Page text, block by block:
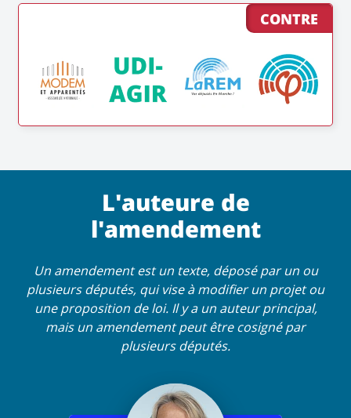
CONTRE
L'auteure de
l'amendement
Un amendement est un texte, déposé par un ou
plusieurs députés, qui vise à modifier un projet ou
une proposition de loi. Il y a un auteur principal,
mais un amendement peut être cosigné par
plusieurs députés.